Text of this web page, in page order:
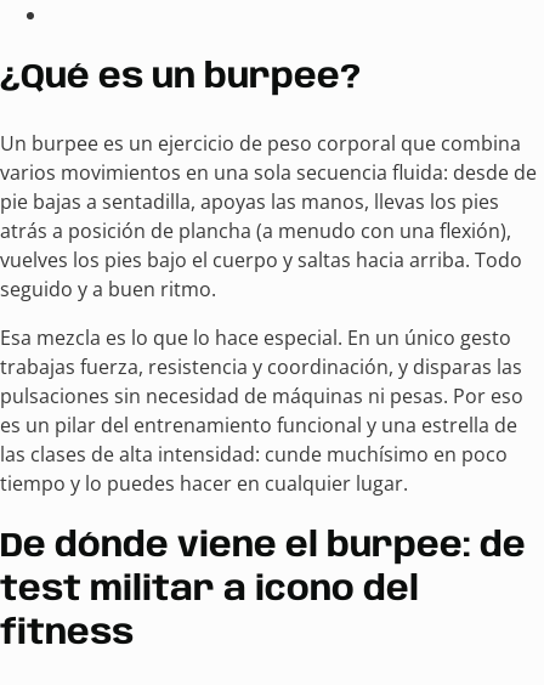
¿Qué es un burpee?
Un burpee es un ejercicio de peso corporal que combina
varios movimientos en una sola secuencia fluida: desde de
pie bajas a sentadilla, apoyas las manos, llevas los pies
atrás a posición de plancha (a menudo con una flexión),
vuelves los pies bajo el cuerpo y saltas hacia arriba. Todo
seguido y a buen ritmo.
Esa mezcla es lo que lo hace especial. En un único gesto
trabajas fuerza, resistencia y coordinación, y disparas las
pulsaciones sin necesidad de máquinas ni pesas. Por eso
es un pilar del entrenamiento funcional y una estrella de
las clases de alta intensidad: cunde muchísimo en poco
tiempo y lo puedes hacer en cualquier lugar.
De dónde viene el burpee: de
test militar a icono del
fitness